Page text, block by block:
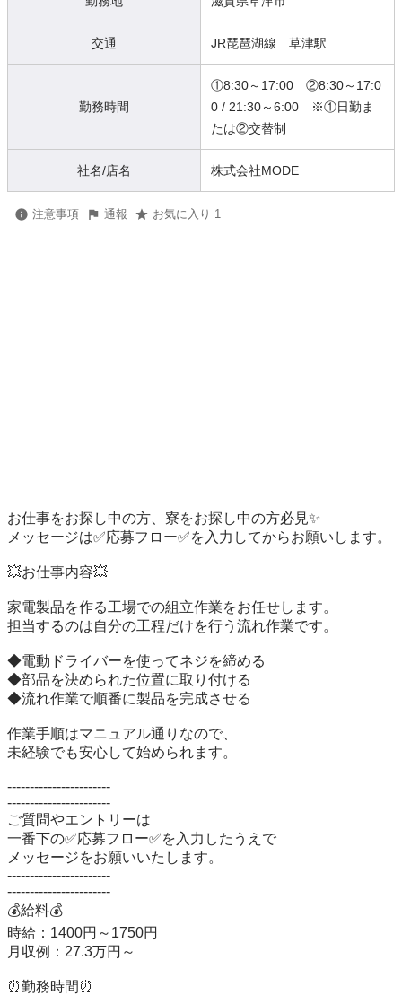
交通 JR琵琶湖線 草津駅
勤務時間
①8:30～17:00 ②8:30～17:0
0 / 21:30～6:00 ※①日勤ま
たは②交替制
社名/店名 株式会社MODE
注意事項 通報 お気に入り 1
お仕事をお探し中の方、寮をお探し中の方必見✨
メッセージは✅応募フロー✅を入力してからお願いします。
💥お仕事内容💥
家電製品を作る工場での組立作業をお任せします。
担当するのは自分の工程だけを行う流れ作業です。
◆電動ドライバーを使ってネジを締める
◆部品を決められた位置に取り付ける
◆流れ作業で順番に製品を完成させる
作業手順はマニュアル通りなので、
未経験でも安心して始められます。
-----------------------
-----------------------
ご質問やエントリーは
一番下の✅応募フロー✅を入力したうえで
メッセージをお願いいたします。
-----------------------
-----------------------
💰給料💰
時給：1400円～1750円
月収例：27.3万円～
⏰勤務時間⏰